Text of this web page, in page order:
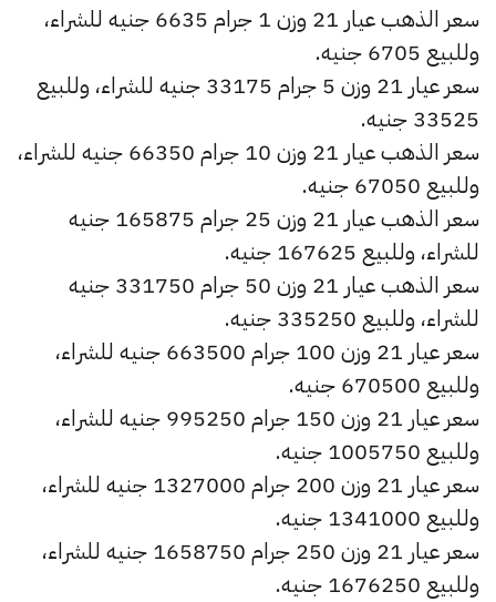
سعر الذهب عيار 21 وزن 1 جرام 6635 جنيه للشراء،
وللبيع 6705 جنيه.
سعر عيار 21 وزن 5 جرام 33175 جنيه للشراء، وللبيع
33525 جنيه.
سعر الذهب عيار 21 وزن 10 جرام 66350 جنيه للشراء،
وللبيع 67050 جنيه.
سعر الذهب عيار 21 وزن 25 جرام 165875 جنيه
للشراء، وللبيع 167625 جنيه.
سعر الذهب عيار 21 وزن 50 جرام 331750 جنيه
للشراء، وللبيع 335250 جنيه.
سعر عيار 21 وزن 100 جرام 663500 جنيه للشراء،
وللبيع 670500 جنيه.
سعر عيار 21 وزن 150 جرام 995250 جنيه للشراء،
وللبيع 1005750 جنيه.
سعر عيار 21 وزن 200 جرام 1327000 جنيه للشراء،
وللبيع 1341000 جنيه.
سعر عيار 21 وزن 250 جرام 1658750 جنيه للشراء،
وللبيع 1676250 جنيه.